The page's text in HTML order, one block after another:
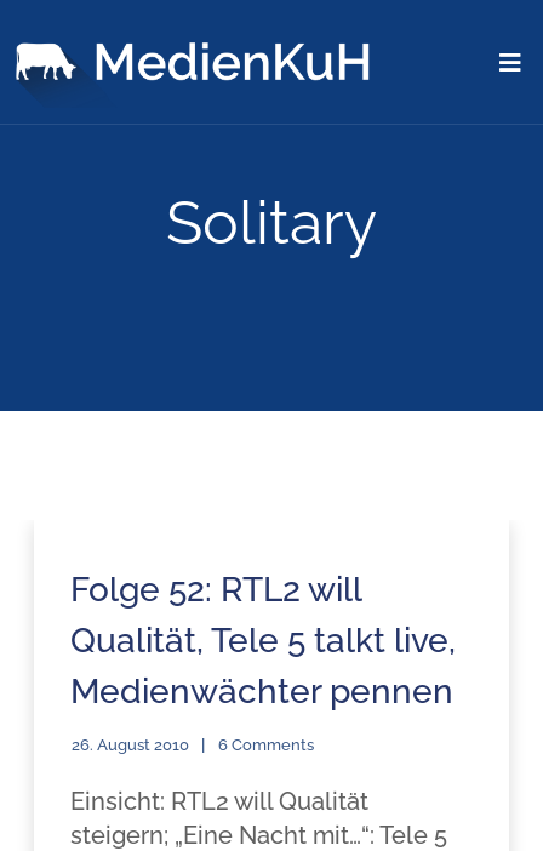
Solitary
Folge 52: RTL2 will
Qualität, Tele 5 talkt live,
Medienwächter pennen
26. August 2010 6 Comments
Einsicht: RTL2 will Qualität
steigern; „Eine Nacht mit…“: Tele 5